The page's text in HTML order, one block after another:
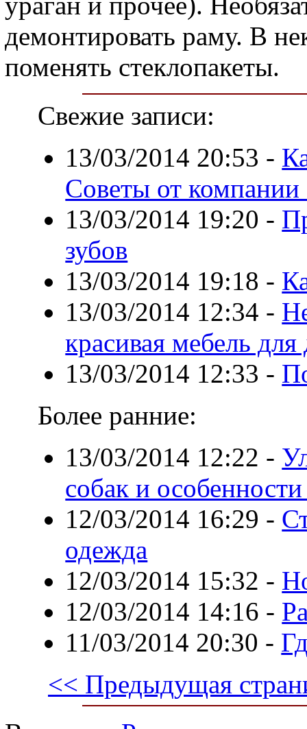
демонтировать раму. В
поменять стеклопакеты.
Свежие записи:
13/03/2014 20:53 -
Советы от компании
13/03/2014 19:20 -
зубов
13/03/2014 19:18 -
13/03/2014 12:34 -
красивая мебель
13/03/2014 12:33 -
Более ранние:
13/03/2014 12:22 -
собак и
12/03/2014 16:29 -
одежда
12/03/2014 15:32 -
12/03/2014 14:16 -
11/03/2014 20:30 -
<< Предыдущая